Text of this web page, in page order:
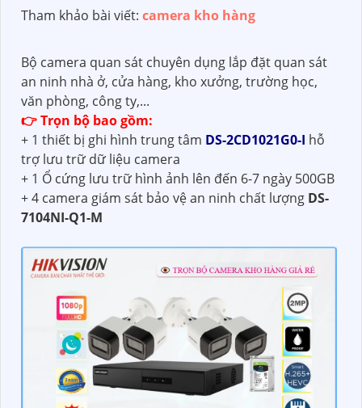
Tham khảo bài viết: camera kho hàng
Bộ camera quan sát chuyên dụng lắp đặt quan sát
an ninh nhà ở, cửa hàng, kho xưởng, trường học,
văn phòng, công ty,...
👉 Trọn bộ bao gồm:
+ 1 thiết bị ghi hình trung tâm DS-2CD1021G0-I hỗ
trợ lưu trữ dữ liệu camera
+ 1 Ổ cứng lưu trữ hình ảnh lên đến 6-7 ngày 500GB
+ 4 camera giám sát bảo vệ an ninh chất lượng DS-
7104NI-Q1-M